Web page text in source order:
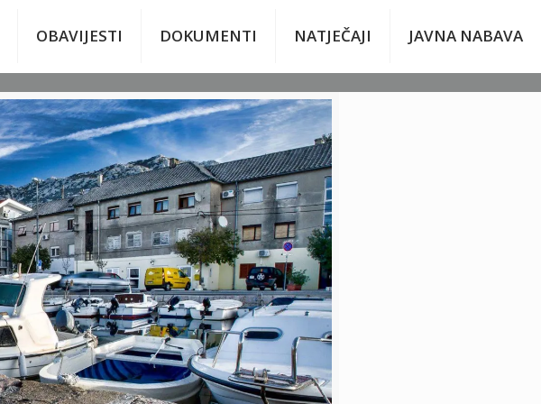
OBAVIJESTI DOKUMENTI NATJEČAJI JAVNA NABAVA